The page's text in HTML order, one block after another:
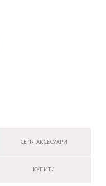
СЕРІЯ АКСЕСУАРИ
КУПИТИ